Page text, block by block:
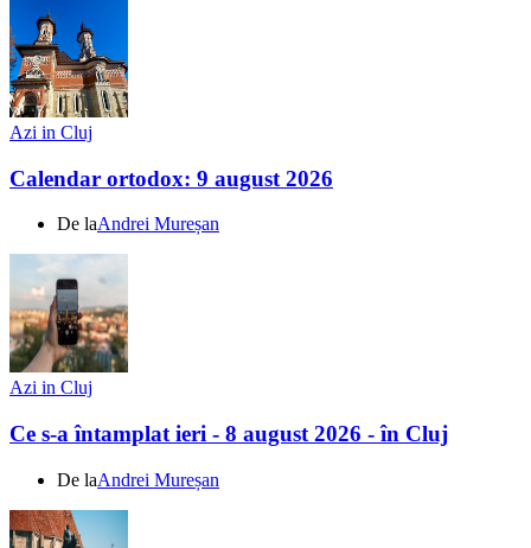
Azi in Cluj
Calendar ortodox: 9 august 2026
De laAndrei Mureșan
Azi in Cluj
Ce s-a întamplat ieri - 8 august 2026 - în Cluj
De laAndrei Mureșan